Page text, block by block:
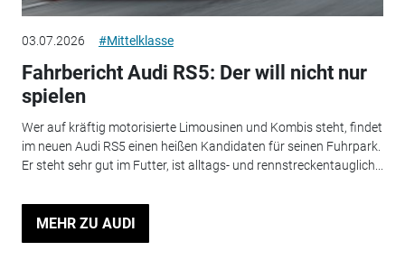
03.07.2026 #Mittelklasse
Fahrbericht Audi RS5: Der will nicht nur
spielen
Wer auf kräftig motorisierte Limousinen und Kombis steht, findet
im neuen Audi RS5 einen heißen Kandidaten für seinen Fuhrpark.
Er steht sehr gut im Futter, ist alltags- und rennstreckentauglich...
MEHR ZU AUDI